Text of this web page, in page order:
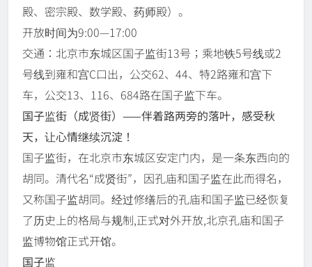
殿、密宗殿、数学殿、药师殿）。
开放时间为9:00—17:00
交通：北京市东城区国子监街13号；乘地铁5号线或2
号线到雍和宫C口出，公交62、44、特2路雍和宫下
车，公交13、116、684路在国子监下车。
国子监街（成贤街）——伴着路两旁的落叶，感受秋
天，让心情继续沉淀！
国子监街，在北京市东城区安定门内，是一条东西向的
胡同。清代名“成贤街”，因孔庙和国子监在此而得名，
又称国子监胡同。经过修缮后的孔庙和国子监已经恢复
了历史上的格局与规制,正式对外开放,北京孔庙和国子
监博物馆正式开馆。
国子监